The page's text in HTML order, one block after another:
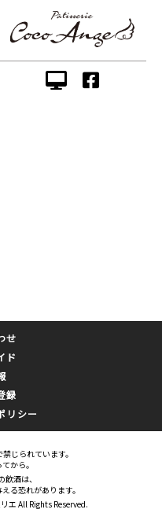
せ
ド
録
リシー
じられています。
から。
酒は、
る恐れがあります。
エ All Rights Reserved.